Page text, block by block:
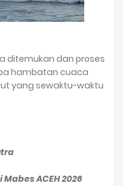
ditemukan dan proses
hambatan cuaca
yang sewaktu-waktu
ACEH 2026